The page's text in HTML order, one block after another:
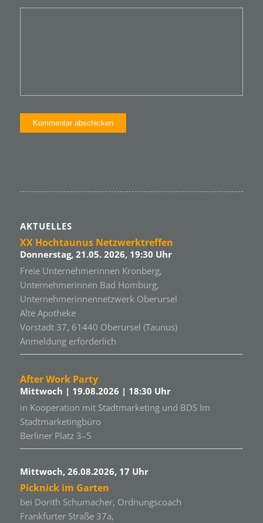
AKTUELLES
XX Hochtaunus Netzwerktreffen
Donnerstag, 21.05. 2026, 19:30 Uhr
Freie Unternehmerinnen Kronberg,
Unternehmerinnen Bad Homburg,
Unternehmerinnennetzwerk Oberursel
Alte Apotheke
Vorstadt 37, 61440 Oberursel (Taunus)
Anmeldung erforderlich
After Work Party
Mittwoch | 19.08.2026 | 18:30 Uhr
in Kooperation mit Stadtmarketing und BDS Im
Stadtmarketingbüro
Berliner Platz 3–5
Mittwoch, 26.08.2026, 17 Uhr
Picknick im Garten
bei Dorith Schumacher, Ordnungscoach
Frankfurter Straße 37a,